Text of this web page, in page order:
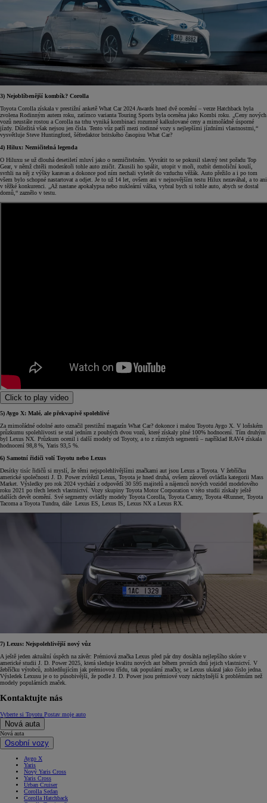
3) Nejoblíbenější kombík? Corolla
Toyota Corolla získala v prestižní anketě What Car 2024 Awards hned dvě ocenění – verze Hatchback byla
zvolena Rodinným autem roku, zatímco varianta Touring Sports byla oceněna jako Kombi roku. „Ceny nových
vozů neustále rostou a Corolla na trhu vyniká kombinací rozumně kalkulované ceny a mimořádně úsporné
jízdy. Důležitá však nejsou jen čísla. Tento vůz patří mezi rodinné vozy s nejlepšími jízdními vlastnostmi,“
vysvětluje Steve Huntingford, šéfredaktor britského časopisu What Car?
4) Hilux: Nezničitelná legenda
O Hiluxu se už dlouhá desetiletí mluví jako o nezničitelném. Vyvrátit to se pokusil slavný test pořadu Top
Gear, v němž chtěli moderátoři tohle auto zničit. Zkusili ho spálit, utopit v moři, rozbít demoliční koulí,
svrhli na něj z výšky karavan a dokonce pod ním nechali vyletět do vzduchu věžák. Auto přežilo a i po tom
všem bylo schopné nastartovat a odjet. Je to už 14 let, ovšem ani v nejnovějším testu Hilux nezaváhal, a to ani
v těžké konkurenci. „Až nastane apokalypsa nebo nukleární válka, vybral bych si tohle auto, abych se dostal
domů,“ zaznělo v testu.
Click to play video
5) Aygo X: Malé, ale překvapivě spolehlivé
Za mimořádné odolné auto označil prestižní magazín What Car? dokonce i malou Toyotu Aygo X. V loňském
průzkumu spolehlivosti se stal jedním z pouhých dvou vozů, které získaly plné 100% hodnocení. Tím druhým
byl Lexus NX. Průzkum ocenil i další modely od Toyoty, a to z různých segmentů – například RAV4 získala
hodnocení 98,8 %, Yaris 93,5 %.
6) Samotní řidiči volí Toyotu nebo Lexus
Desítky tisíc řidičů si myslí, že těmi nejspolehlivějšími značkami aut jsou Lexus a Toyota. V žebříčku
americké společnosti J. D. Power zvítězil Lexus, Toyota je hned druhá, ovšem zároveň ovládla kategorii Mass
Market. Výsledky pro rok 2024 vychází z odpovědí 30 595 majitelů a nájemců nových vozidel modelového
roku 2021 po třech letech vlastnictví. Vozy skupiny Toyota Motor Corporation v této studii získaly ještě
dalších devět ocenění. Své segmenty ovládly modely Toyota Corolla, Toyota Camry, Toyota 4Runner, Toyota
Tacoma a Toyota Tundra, dále Lexus ES, Lexus IS, Lexus NX a Lexus RX.
7) Lexus: Nejspolehlivější nový vůz
A ještě jeden aktuální úspěch na závěr: Prémiová značka Lexus před pár dny dosáhla nejlepšího skóre v
americké studii J. D. Power 2025, která sleduje kvalitu nových aut během prvních dnů jejich vlastnictví. V
žebříčku výrobců, zohledňujícím jak prémiovou třídu, tak populární značky, se Lexus ukázal jako číslo jedna.
Výsledek Lexusu je o to působivější, že podle J. D. Power jsou prémiové vozy náchylnější k problémům než
modely populárních značek.
Kontaktujte nás
Vyberte si Toyotu Postav moje auto
Nová auta
Nová auta
Osobní vozy
Aygo X
Yaris
Nový Yaris Cross
Yaris Cross
Urban Cruiser
Corolla Sedan
Corolla Hatchback